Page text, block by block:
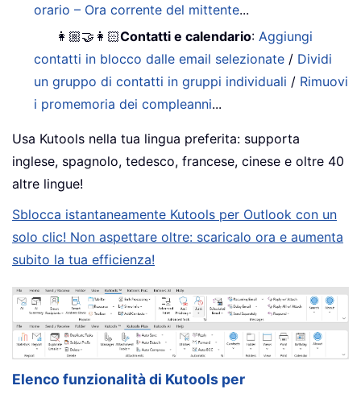
orario – Ora corrente del mittente...
👩🏼‍🤝‍👩🏻Contatti e calendario: Aggiungi
contatti in blocco dalle email selezionate / Dividi
un gruppo di contatti in gruppi individuali / Rimuovi
i promemoria dei compleanni...
Usa Kutools nella tua lingua preferita: supporta
inglese, spagnolo, tedesco, francese, cinese e oltre 40
altre lingue!
Sblocca istantaneamente Kutools per Outlook con un
solo clic! Non aspettare oltre: scaricalo ora e aumenta
subito la tua efficienza!
Elenco funzionalità di Kutools per